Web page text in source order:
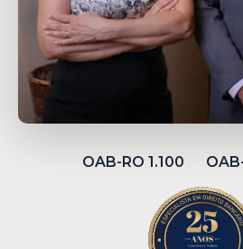
OAB-RO 1.100